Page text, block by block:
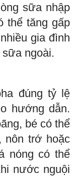
sữa nhập
thể tăng gấp
gia đình
sữa ngoài.
đúng tỷ lệ
hướng dẫn.
bé có thể
nôn trớ hoặc
nóng có thể
nước nguội